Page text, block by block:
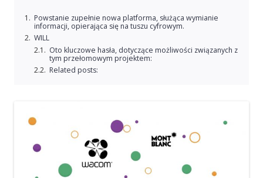
Powstanie zupełnie nowa platforma, służąca wymianie
informacji, opierająca się na tuszu cyfrowym.
WILL
Oto kluczowe hasła, dotyczące możliwości związanych z
tym przełomowym projektem:
Related posts: